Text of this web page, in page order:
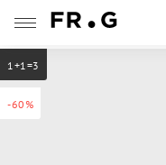
-60%
1+1=3